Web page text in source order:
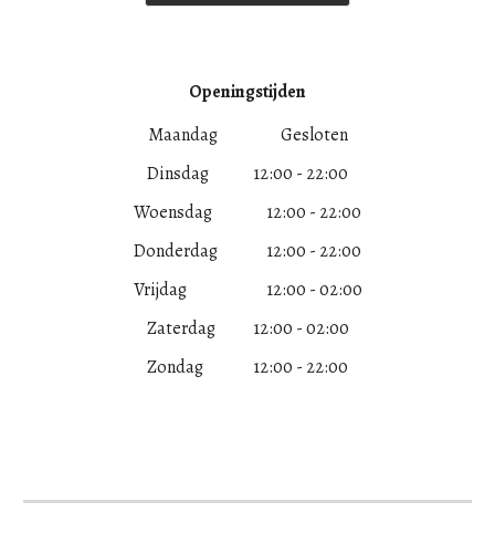
Openingstijden
Maandag
Gesloten
Dinsdag
12:00 - 22:00
Woensdag
12:00 - 22:00
Donderdag
12:00 - 22:00
Vrijdag
12:00 - 02:00
Zaterdag
12:00 - 02:00
Zondag
12:00 - 22:00